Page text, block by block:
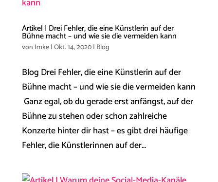
Artikel | Drei Fehler, die eine Künstlerin auf der
Bühne macht – und wie sie die vermeiden kann
von Imke|Okt. 14, 2020| Blog
Blog Drei Fehler, die eine Künstlerin auf der
Bühne macht – und wie sie die vermeiden kann
Ganz egal, ob du gerade erst anfängst, auf der
Bühne zu stehen oder schon zahlreiche
Konzerte hinter dir hast – es gibt drei häufige
Fehler, die Künstlerinnen auf der...